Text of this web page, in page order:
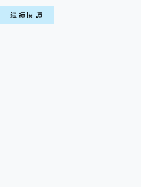
夜的好選擇，還可以吃到超好
繼續閱讀